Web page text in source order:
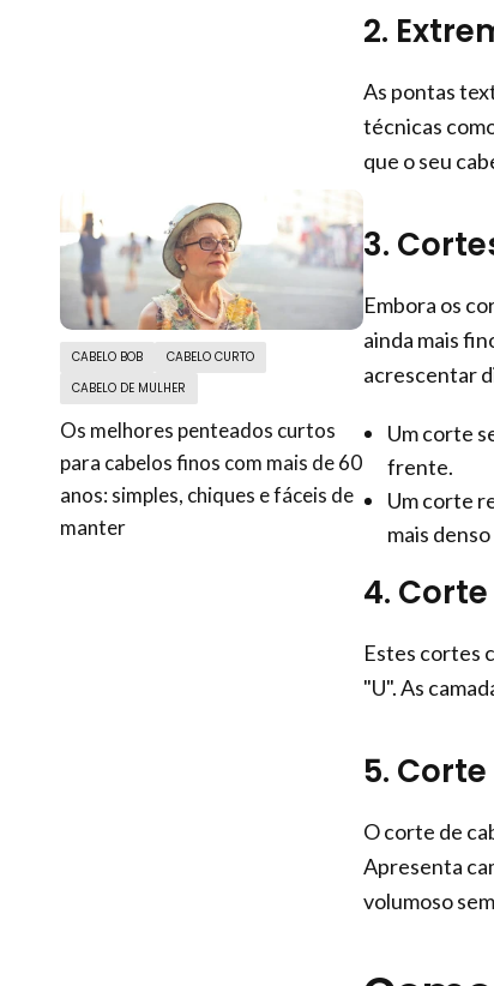
CABELO BOB
CABELO CURTO
CABELO DE MULHER
Os melhores penteados curtos
para cabelos finos com mais de 60
anos: simples, chiques e fáceis de
manter
2.
As pontas
técnicas
que o seu
3.
Embora os
ainda mais
acrescentar
Um corte
frente.
Um corte
mais
4.
Estes cortes
"U". As
5.
O corte de
Apresenta
volumoso